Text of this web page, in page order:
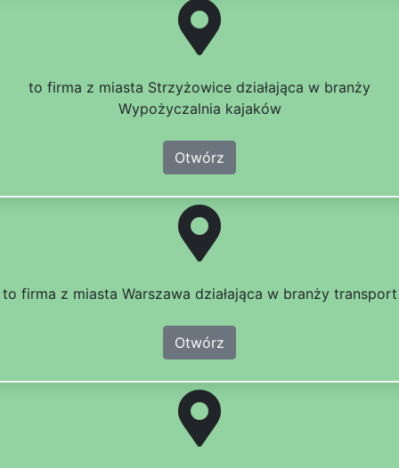
to firma z miasta Strzyżowice działająca w branży
Wypożyczalnia kajaków
Otwórz
to firma z miasta Warszawa działająca w branży transport
Otwórz